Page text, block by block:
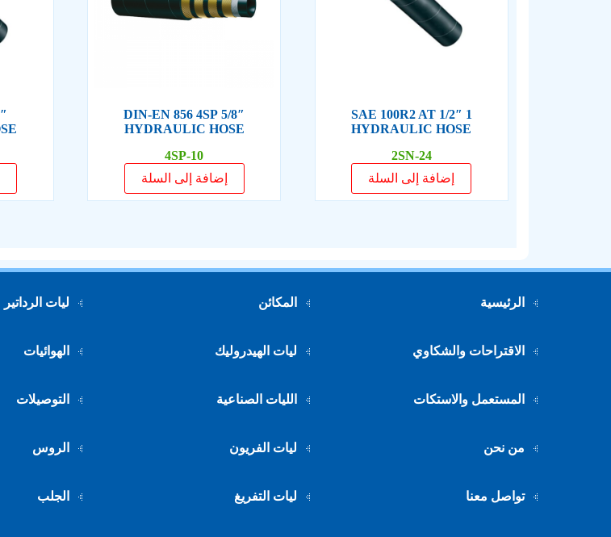
1 1/2″ SAE 100R2 AT
HYDRAULIC HOSE
2SN-24
إضافة إلى السلة
5/8″ DIN-EN 856 4SP
HYDRAULIC HOSE
4SP-10
إضافة إلى السلة
الرئيسية المكائن ليات الرداتير
الاقتراحات والشكاوي ليات الهيدروليك الهوائيات
المستعمل والاستكات الليات الصناعية التوصيلات
من نحن ليات الفريون الروس
تواصل معنا ليات التفريغ الجلب